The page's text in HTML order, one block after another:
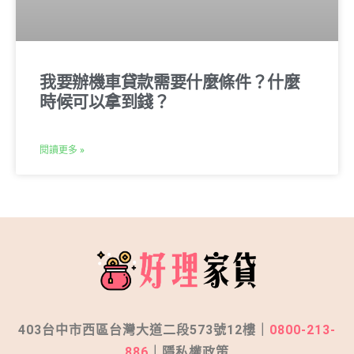
我要辦機車貸款需要什麼條件？什麼
時候可以拿到錢？
閱讀更多 »
403台中市西區台灣大道二段573號12樓｜ 0800-213-